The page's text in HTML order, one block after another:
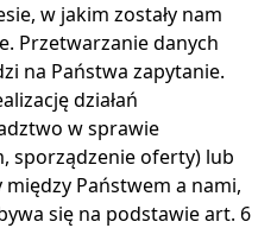
w jakim zostały nam
Przetwarzanie danych
na Państwa zapytanie.
działań
w sprawie
sporządzenie oferty) lub
Państwem a nami,
się na podstawie art. 6